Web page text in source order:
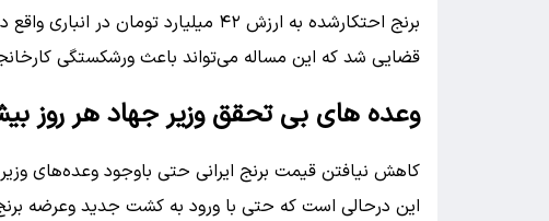
برنج احتکارشده به ارزش ۴۲ میلیارد
قضایی شد که این مساله می‌تواند باعث ورشکستگی
وعده های بی تحقق وزیر جهاد هر روز
کاهش نیافتن قیمت برنج ایرانی حتی باوجود وعده‌های
این درحالی است که حتی با ورود به کشت جدید وعرضه